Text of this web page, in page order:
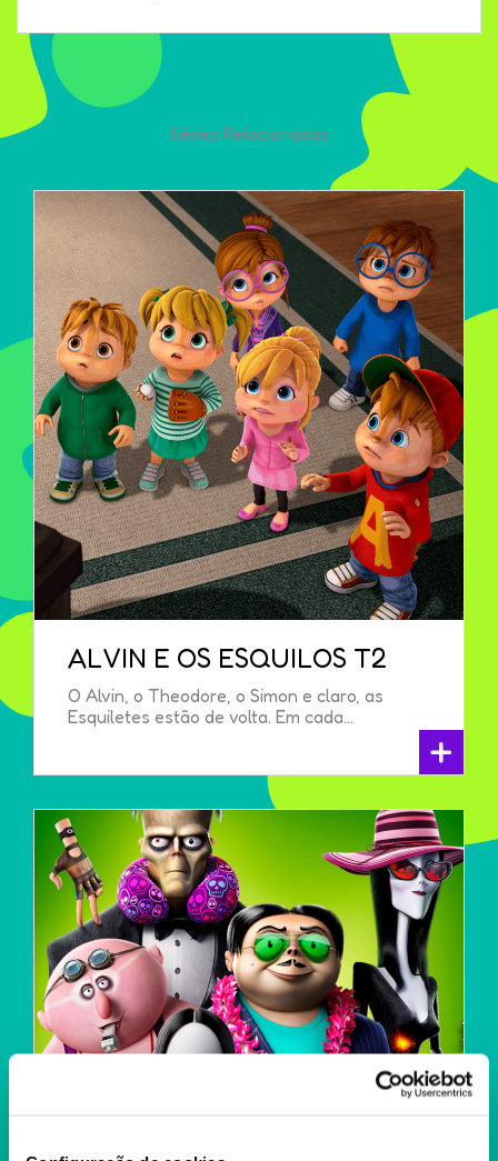
Séries Relacionadas
ALVIN E OS ESQUILOS T2
O Alvin, o Theodore, o Simon e claro, as
Esquiletes estão de volta. Em cada...
+